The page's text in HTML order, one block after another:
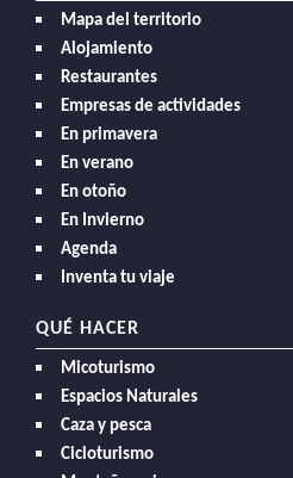
Mapa del territorio
Alojamiento
Restaurantes
Empresas de actividades
En primavera
En verano
En otoño
En Invierno
Agenda
Inventa tu viaje
QUÉ HACER
Micoturismo
Espacios Naturales
Caza y pesca
Cicloturismo